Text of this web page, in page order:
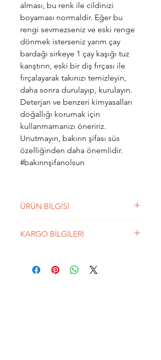
alması, bu renk ile cildinizi
boyaması normaldir. Eğer bu
rengi sevmezseniz ve eski renge
dönmek isterseniz yarım çay
bardağı sirkeye 1 çay kaşığı tuz
karıştırın, eski bir diş fırçası ile
fırçalayarak takınızı temizleyin,
daha sonra durulayıp, kurulayın.
Deterjan ve benzeri kimyasalları
doğallığı korumak için
kullanmamanızı öneririz.
Unutmayın, bakırın şifası süs
özelliğinden daha önemlidir.
#bakırınşifanolsun
ÜRÜN BİLGİSİ
hazırlanmış bağlama rune bilezik
KARGO BİLGİLERİ
BEDAVA'dır. Aras Kargo ile